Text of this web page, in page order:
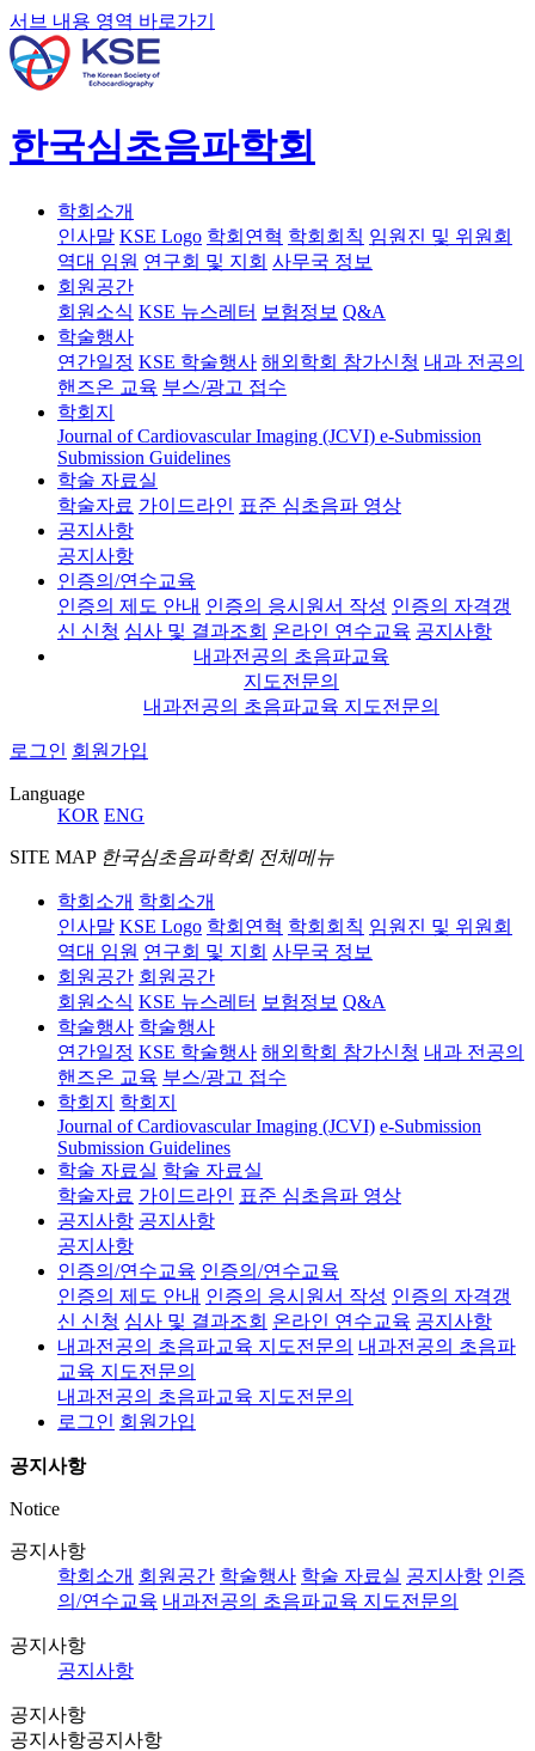
서브 내용 영역 바로가기
한국심초음파학회
학회소개
인사말 KSE Logo 학회연혁 학회회칙 임원진 및 위원회
역대 임원 연구회 및 지회 사무국 정보
회원공간
회원소식 KSE 뉴스레터 보험정보 Q&A
학술행사
연간일정 KSE 학술행사 해외학회 참가신청 내과 전공의
핸즈온 교육 부스/광고 접수
학회지
Journal of Cardiovascular Imaging (JCVI) e-Submission
Submission Guidelines
학술 자료실
학술자료 가이드라인 표준 심초음파 영상
공지사항
공지사항
인증의/연수교육
인증의 제도 안내 인증의 응시원서 작성 인증의 자격갱
신 신청 심사 및 결과조회 온라인 연수교육 공지사항
내과전공의 초음파교육
지도전문의
내과전공의 초음파교육 지도전문의
로그인 회원가입
Language
KOR ENG
SITE MAP 한국심초음파학회 전체메뉴
학회소개 학회소개
인사말 KSE Logo 학회연혁 학회회칙 임원진 및 위원회
역대 임원 연구회 및 지회 사무국 정보
회원공간 회원공간
회원소식 KSE 뉴스레터 보험정보 Q&A
학술행사 학술행사
연간일정 KSE 학술행사 해외학회 참가신청 내과 전공의
핸즈온 교육 부스/광고 접수
학회지
학회지
Journal of Cardiovascular Imaging (JCVI) e-Submission
Submission Guidelines
학술 자료실 학술 자료실
학술자료 가이드라인 표준 심초음파 영상
공지사항 공지사항
공지사항
인증의/연수교육 인증의/연수교육
인증의 제도 안내 인증의 응시원서 작성 인증의 자격갱
신 신청 심사 및 결과조회 온라인 연수교육 공지사항
내과전공의 초음파교육 지도전문의 내과전공의 초음파
교육 지도전문의
내과전공의 초음파교육 지도전문의
로그인 회원가입
공지사항
Notice
공지사항
학회소개 회원공간 학술행사 학술 자료실 공지사항 인증
의/연수교육 내과전공의 초음파교육 지도전문의
공지사항
공지사항
공지사항
공지사항공지사항